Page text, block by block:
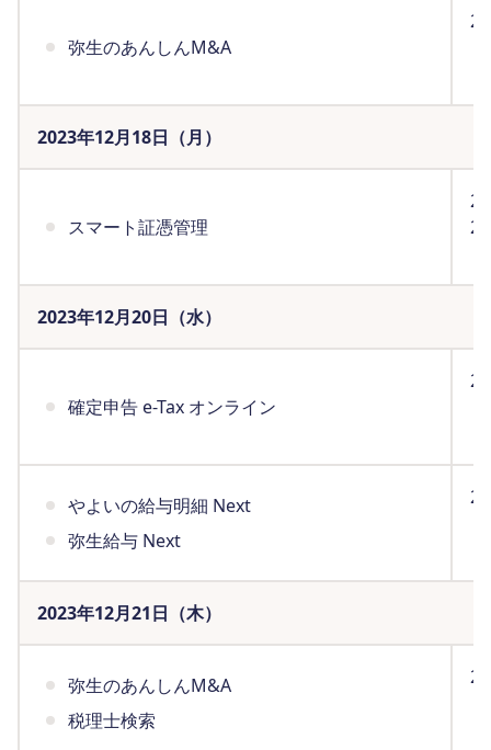
弥生のあんしんM&A
2023年12月18日（月）
スマート証憑管理
2023年12月20日（水）
確定申告 e-Tax オンライン
やよいの給与明細 Next
弥生給与 Next
2023年12月21日（木）
弥生のあんしんM&A
税理士検索